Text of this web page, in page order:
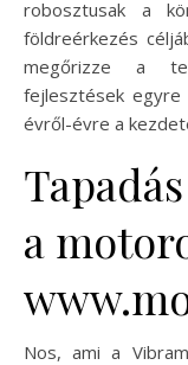
robosztusak a
földreérkezés
megőrizze a
fejlesztések egyre
évről-évre a
a
Nos, ami a